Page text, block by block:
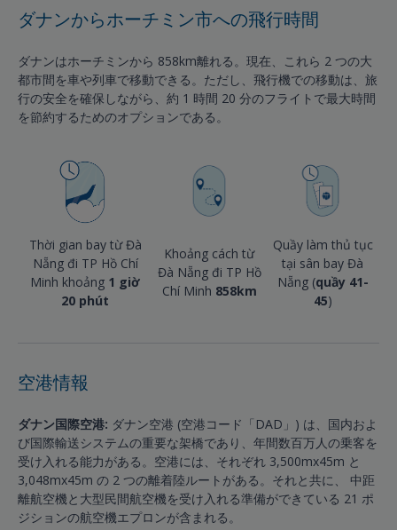
ダナンからホーチミン市への飛行時間
ダナンはホーチミンから 858km離れる。現在、これら 2 つの大
都市間を車や列車で移動できる。ただし、飛行機での移動は、旅
行の安全を確保しながら、約 1 時間 20 分のフライトで最大時間
を節約するためのオプションである。
Thời gian bay từ Đà
Nẵng đi TP Hồ Chí
Minh khoảng 1 giờ
20 phút
Khoảng cách từ
Đà Nẵng đi TP Hồ
Chí Minh 858km
Quầy làm thủ tục
tại sân bay Đà
Nẵng (quầy 41-
45)
空港情報
ダナン国際空港: ダナン空港 (空港コード「DAD」) は、国内およ
び国際輸送システムの重要な架橋であり、年間数百万人の乗客を
受け入れる能力がある。空港には、それぞれ 3,500mx45m と
3,048mx45m の 2 つの離着陸ルートがある。それと共に、 中距
離航空機と大型民間航空機を受け入れる準備ができている 21 ポ
ジションの航空機エプロンが含まれる。